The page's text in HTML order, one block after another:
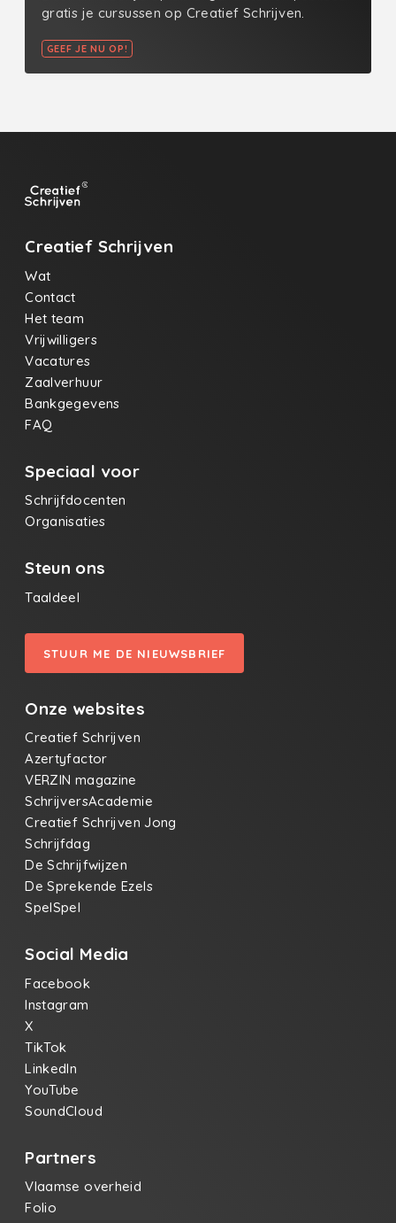
gratis je cursussen op Creatief Schrijven.
GEEF JE NU OP!
Creatief Schrijven
Wat
Contact
Het team
Vrijwilligers
Vacatures
Zaalverhuur
Bankgegevens
FAQ
Speciaal voor
Schrijfdocenten
Organisaties
Steun ons
Taaldeel
STUUR ME DE NIEUWSBRIEF
Onze websites
Creatief Schrijven
Azertyfactor
VERZIN magazine
SchrijversAcademie
Creatief Schrijven Jong
Schrijfdag
De Schrijfwijzen
De Sprekende Ezels
SpelSpel
Social Media
Facebook
Instagram
X
TikTok
LinkedIn
YouTube
SoundCloud
Partners
Vlaamse overheid
Folio